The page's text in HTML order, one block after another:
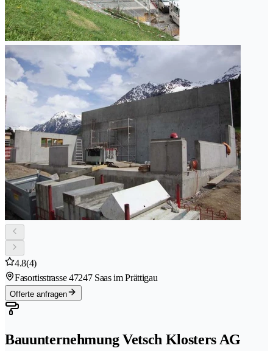
4.8(4)
Fasortisstrasse 47247 Saas im Prättigau
Offerte anfragen
Bauunternehmung Vetsch Klosters AG